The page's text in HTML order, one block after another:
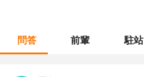
問答 前輩 駐站